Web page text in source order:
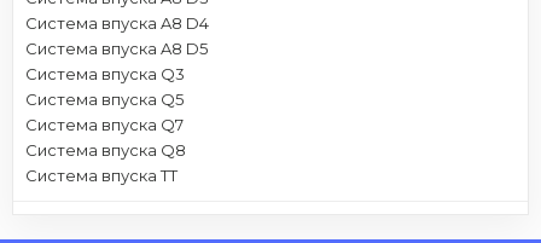
Система впуска A8 D4
Система впуска A8 D5
Система впуска Q3
Система впуска Q5
Система впуска Q7
Система впуска Q8
Система впуска TT